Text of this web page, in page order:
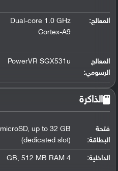
المعالج:
Dual-core 1.0 GHz
Cortex-A9
المعالج
الرسومي:
PowerVR SGX531u
الذاكرة
فتحة
البطاقة:
microSD, up to 32 GB
(dedicated slot)
الداخلية: 4 GB
, 512 MB RAM